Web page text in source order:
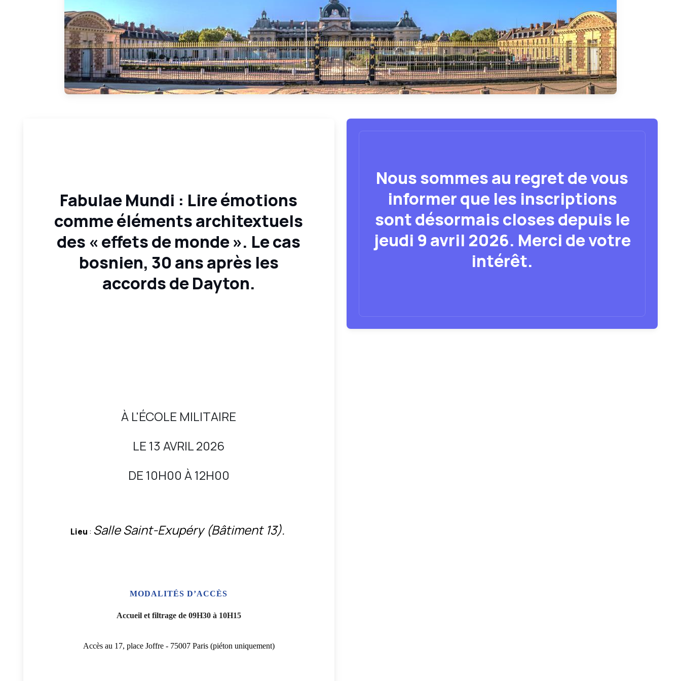
Fabulae Mundi : Lire émotions
comme éléments architextuels
des « effets de monde ». Le cas
bosnien, 30 ans après les
accords de Dayton.
À L'ÉCOLE MILITAIRE
LE 13 AVRIL 2026
DE 10H00 À 12H00
Lieu : Salle Saint-Exupéry (Bâtiment 13).
MODALITÉS D’ACCÈS
Accueil et filtrage de 09H30 à 10H15
Accès au 17, place Joffre - 75007 Paris (piéton uniquement)
Nous sommes au regret de vous
informer que les inscriptions
sont désormais closes depuis le
jeudi 9 avril 2026. Merci de votre
intérêt.